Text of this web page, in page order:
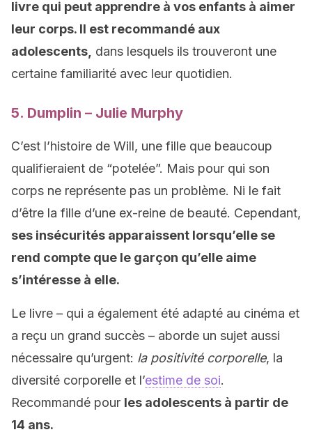
livre qui peut apprendre à vos enfants à aimer
leur corps. Il est recommandé aux
adolescents, dans lesquels ils trouveront une
certaine familiarité avec leur quotidien.
5. Dumplin – Julie Murphy
C’est l’histoire de Will, une fille que beaucoup
qualifieraient de “potelée”. Mais pour qui son
corps ne représente pas un problème. Ni le fait
d’être la fille d’une ex-reine de beauté. Cependant,
ses insécurités apparaissent lorsqu’elle se
rend compte que le garçon qu’elle aime
s’intéresse à elle.
Le livre – qui a également été adapté au cinéma et
a reçu un grand succès – aborde un sujet aussi
nécessaire qu’urgent: la positivité corporelle, la
diversité corporelle et l’estime de soi.
Recommandé pour les adolescents à partir de
14 ans.